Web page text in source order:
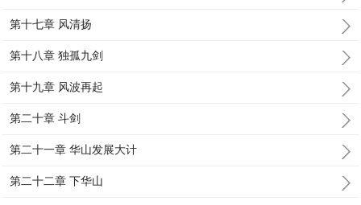
第十七章 风清扬
第十八章 独孤九剑
第十九章 风波再起
第二十章 斗剑
第二十一章 华山发展大计
第二十二章 下华山